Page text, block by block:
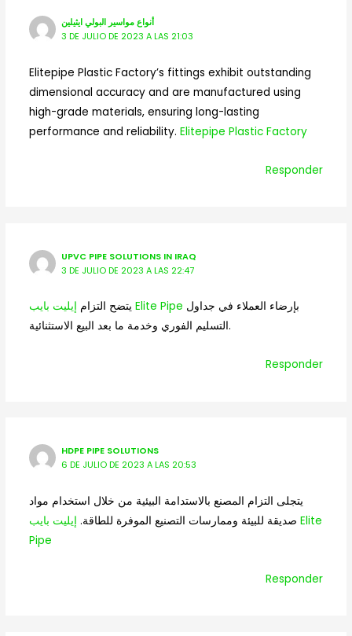
أنواع مواسير البولي ايثيلين
3 DE JULIO DE 2023 A LAS 21:03
Elitepipe Plastic Factory’s fittings exhibit outstanding
dimensional accuracy and are manufactured using
high-grade materials, ensuring long-lasting
performance and reliability. Elitepipe Plastic Factory
Responder
UPVC PIPE SOLUTIONS IN IRAQ
3 DE JULIO DE 2023 A LAS 22:47
يتضح التزام إيليت بايب Elite Pipe
التسليم الفوري وخدمة ما بعد البيع الاستثنائية.
Responder
HDPE PIPE SOLUTIONS
6 DE JULIO DE 2023 A LAS 20:53
يتجلى التزام المصنع بالاستدامة البيئية من خلال استخدام مواد
صديقة للبيئة وممارسات التصنيع الموفرة للطاقة. إيليت بايب Elite
Pipe
Responder